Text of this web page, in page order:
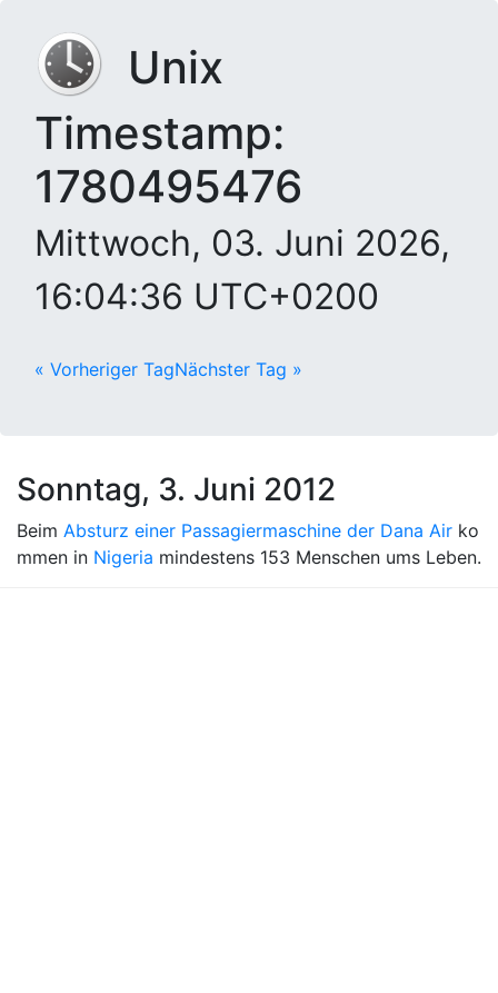
Unix
Timestamp:
1780495476
Mittwoch, 03. Juni 2026,
16:04:36 UTC+0200
« Vorheriger TagNächster Tag »
Sonntag, 3. Juni 2012
Beim Absturz einer Passagiermaschine der Dana Air ko
mmen in Nigeria mindestens 153 Menschen ums Leben.